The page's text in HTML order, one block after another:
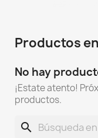
Productos
No hay
¡Estate atento!
productos.
search